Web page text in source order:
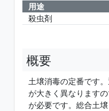
用途
殺虫剤
概要
土壌消毒の定番です
が大きく異なります
が必要です。総合土